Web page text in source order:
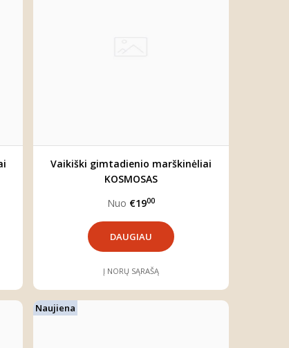
Vaikiški gimtadienio marškinėliai
KOSMOSAS
Nuo €1900
DAUGIAU
Į NORŲ SĄRAŠĄ
Naujiena